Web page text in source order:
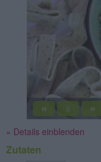
« || »
» Details einblenden
Zutaten